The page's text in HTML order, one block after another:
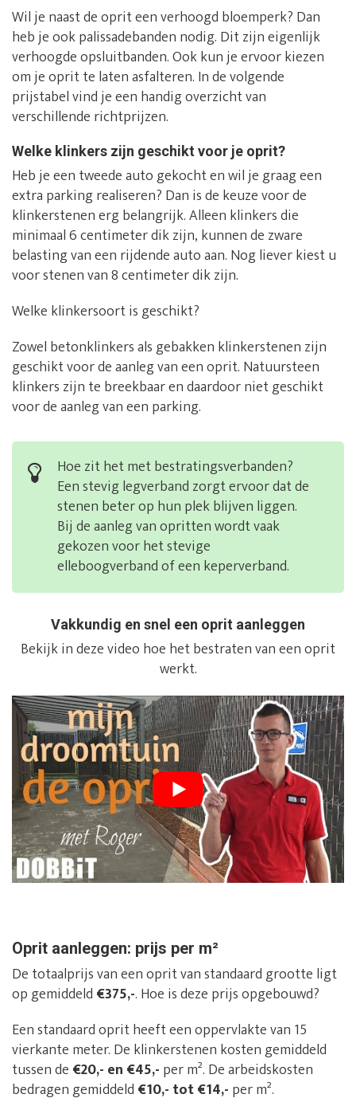
Wil je naast de oprit een verhoogd bloemperk? Dan
heb je ook palissadebanden nodig. Dit zijn eigenlijk
verhoogde opsluitbanden. Ook kun je ervoor kiezen
om je oprit te laten asfalteren. In de volgende
prijstabel vind je een handig overzicht van
verschillende richtprijzen.
Welke klinkers zijn geschikt voor je oprit?
Heb je een tweede auto gekocht en wil je graag een
extra parking realiseren? Dan is de keuze voor de
klinkerstenen erg belangrijk. Alleen klinkers die
minimaal 6 centimeter dik zijn, kunnen de zware
belasting van een rijdende auto aan. Nog liever kiest u
voor stenen van 8 centimeter dik zijn.
Welke klinkersoort is geschikt?
Zowel betonklinkers als gebakken klinkerstenen zijn
geschikt voor de aanleg van een oprit. Natuursteen
klinkers zijn te breekbaar en daardoor niet geschikt
voor de aanleg van een parking.
Hoe zit het met bestratingsverbanden?
Een stevig legverband zorgt ervoor dat de
stenen beter op hun plek blijven liggen.
Bij de aanleg van opritten wordt vaak
gekozen voor het stevige
elleboogverband of een keperverband.
Vakkundig en snel een oprit aanleggen
Bekijk in deze video hoe het bestraten van een oprit
werkt.
Oprit aanleggen: prijs per m²
De totaalprijs van een oprit van standaard grootte ligt
op gemiddeld €375,-. Hoe is deze prijs opgebouwd?
Een standaard oprit heeft een oppervlakte van 15
vierkante meter. De klinkerstenen kosten gemiddeld
tussen de €20,- en €45,- per m². De arbeidskosten
bedragen gemiddeld €10,- tot €14,- per m².